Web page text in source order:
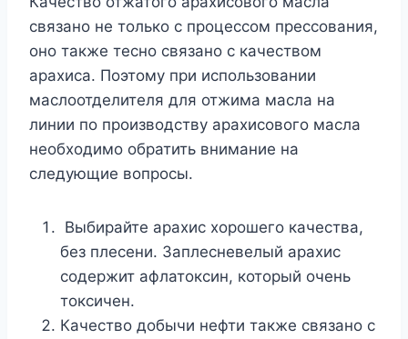
связано не только с процессом прессования,
оно также тесно связано с качеством
арахиса. Поэтому при использовании
маслоотделителя для отжима масла на
линии по производству арахисового масла
необходимо обратить внимание на
следующие вопросы.
Выбирайте арахис хорошего качества,
без плесени. Заплесневелый арахис
содержит афлатоксин, который очень
токсичен.
Качество добычи нефти также связано с